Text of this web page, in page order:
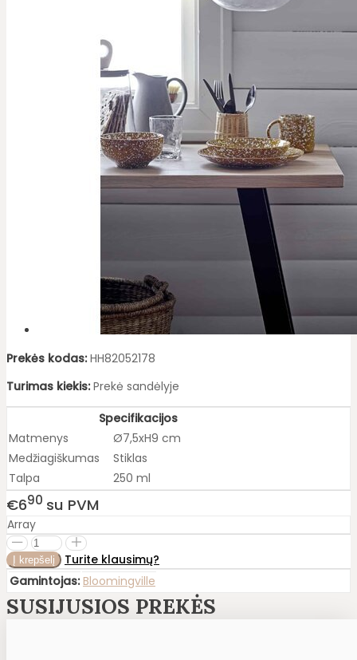
Prekės kodas: HH82052178
Turimas kiekis: Prekė sandėlyje
Specifikacijos
Matmenys
Ø7,5xH9 cm
Medžiagiškumas
Stiklas
Talpa
250 ml
€690 su PVM
Array
Turite klausimų?
Gamintojas: Bloomingville
SUSIJUSIOS PREKĖS